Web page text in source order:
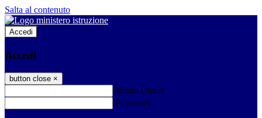
Salta al contenuto
Accedi
Accedi
button close ×
Nome Utente
Password